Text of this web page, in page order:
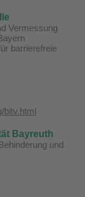
Vermessung
barrierefreie
bitv.html
Bayreuth
und